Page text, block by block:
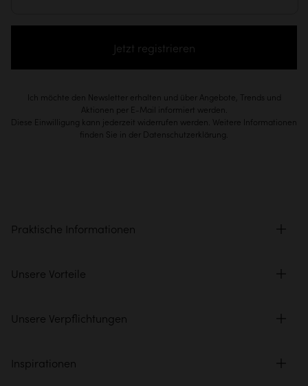
Jetzt registrieren
Ich möchte den Newsletter erhalten und über Angebote, Trends und
Aktionen per E-Mail informiert werden.
Diese Einwilligung kann jederzeit widerrufen werden. Weitere Informationen
finden Sie in der Datenschutzerklärung.
Praktische Informationen
Unsere Vorteile
Unsere Verpflichtungen
Inspirationen